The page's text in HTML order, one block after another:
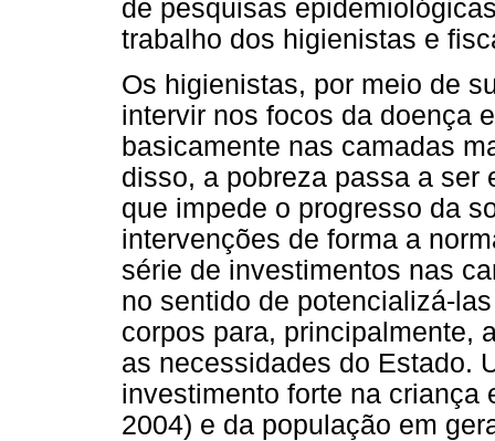
de pesquisas
trabalho dos higienistas e
Os higienistas, por meio de
intervir nos focos da doença
basicamente nas camadas
disso, a pobreza passa a ser
que impede o progresso da
intervenções de forma a
série de investimentos nas
no sentido de potencializá-
corpos para, principalmente,
as necessidades do Estado.
investimento forte na criança
2004) e da população em